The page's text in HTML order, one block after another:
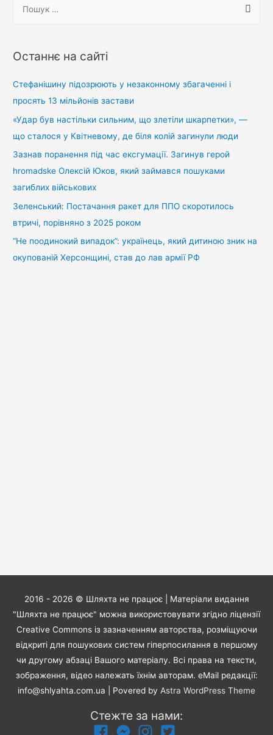
у
:
Останнє на сайті
Стефанішину підозрюють у незаконному збагаченні і
просять 13 мільйонів застави
«Удар був настільки сильним, що злетіли шкарпетки», —
що сталося у Квітневому, де біля колій загинули люди
Зазнав поранення під час ексгумації. Загинув герой
hromadske Олексій Юков, який займався пошуками
загиблих військових
Зеленський: Постачання ракет для ППО скоротилось
втричі, порівняно з 2025 роком
“Не поодинокий випадок”: українець, який дитиною зник на
окупованій Херсонщині, став до лав армії РФ
2016 - 2026 © Шляхта не працює| Матеріали видання
"Шляхта не працює" можна використовувати згідно ліцензії
Creative Commons із зазначенням авторства, розміщуючи
відкриті для пошукових систем гіперпосилання в першому
чи другому абзаці Вашого матеріалу. Всі права на тексти,
зображення, відео належать їхнім авторам. eMail редакції:
info@shlyahta.com.ua | Povered by Astra WordPress Theme
Стежте за нами: